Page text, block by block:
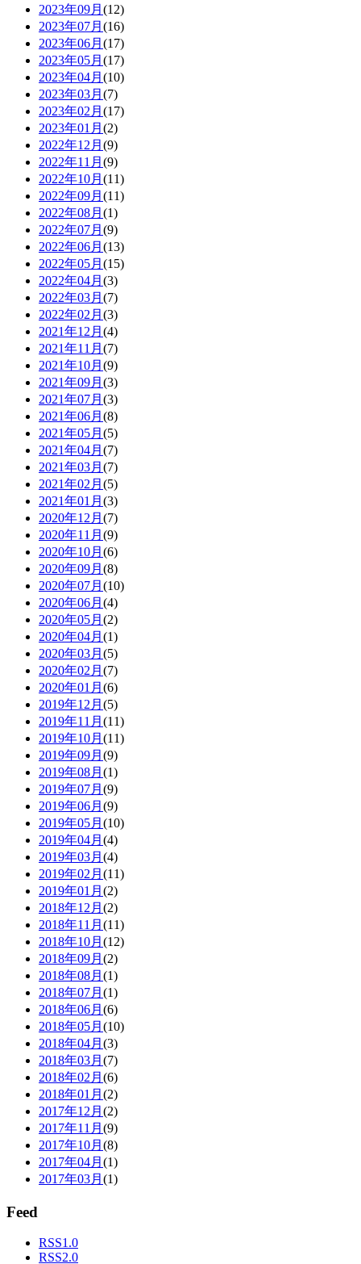
2023年09月 (12)
2023年07月 (16)
2023年06月 (17)
2023年05月 (17)
2023年04月 (10)
2023年03月 (7)
2023年02月 (17)
2023年01月 (2)
2022年12月 (9)
2022年11月 (9)
2022年10月 (11)
2022年09月 (11)
2022年08月 (1)
2022年07月 (9)
2022年06月 (13)
2022年05月 (15)
2022年04月 (3)
2022年03月 (7)
2022年02月 (3)
2021年12月 (4)
2021年11月 (7)
2021年10月 (9)
2021年09月 (3)
2021年07月 (3)
2021年06月 (8)
2021年05月 (5)
2021年04月 (7)
2021年03月 (7)
2021年02月 (5)
2021年01月 (3)
2020年12月 (7)
2020年11月 (9)
2020年10月 (6)
2020年09月 (8)
2020年07月 (10)
2020年06月 (4)
2020年05月 (2)
2020年04月 (1)
2020年03月 (5)
2020年02月 (7)
2020年01月 (6)
2019年12月 (5)
2019年11月 (11)
2019年10月 (11)
2019年09月 (9)
2019年08月 (1)
2019年07月 (9)
2019年06月 (9)
2019年05月 (10)
2019年04月 (4)
2019年03月 (4)
2019年02月 (11)
2019年01月 (2)
2018年12月 (2)
2018年11月 (11)
2018年10月 (12)
2018年09月 (2)
2018年08月 (1)
2018年07月 (1)
2018年06月 (6)
2018年05月 (10)
2018年04月 (3)
2018年03月 (7)
2018年02月 (6)
2018年01月 (2)
2017年12月 (2)
2017年11月 (9)
2017年10月 (8)
2017年04月 (1)
2017年03月 (1)
Feed
RSS1.0
RSS2.0